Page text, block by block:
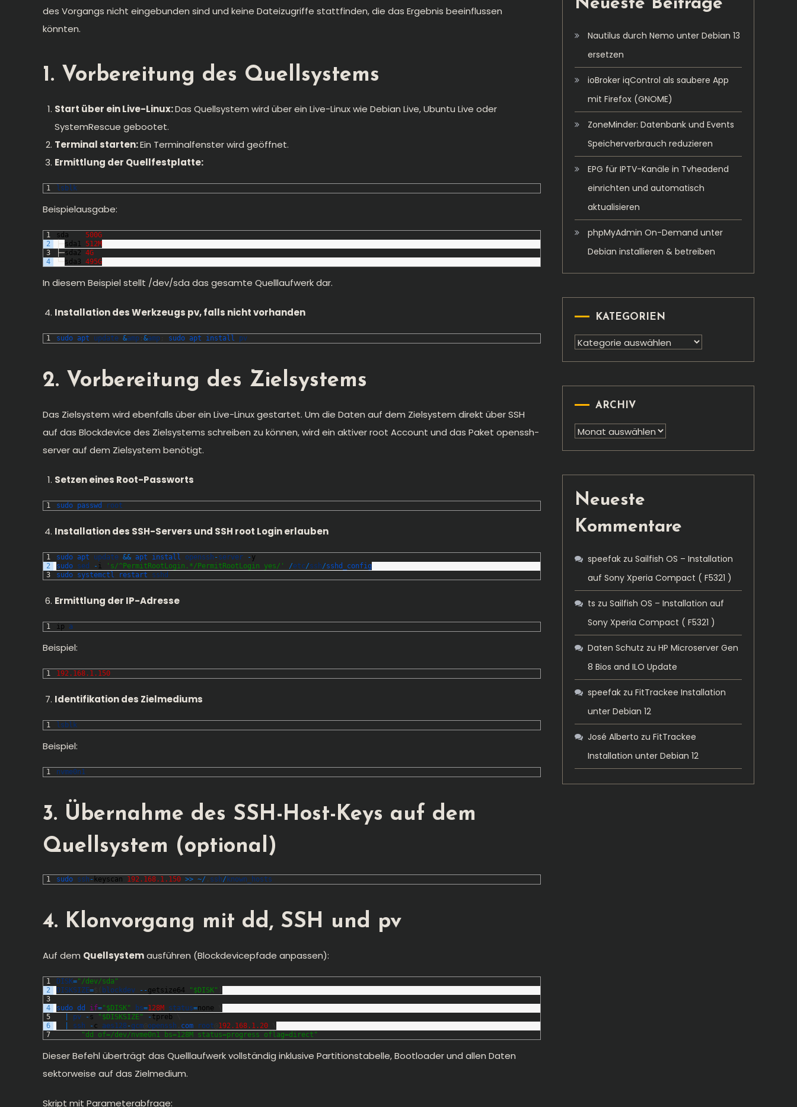
des Vorgangs nicht eingebunden sind und keine Dateizugriffe stattfinden, die das Ergebnis beeinflussen
könnten.
1. Vorbereitung des Quellsystems
Start über ein Live-Linux:Das Quellsystem wird über ein Live-Linux wie Debian Live, Ubuntu Live oder
SystemRescue gebootet.
Terminal starten:Ein Terminalfenster wird geöffnet.
Ermittlung der Quellfestplatte:
1 lsblk
Beispielausgabe:
1
2
3
4
sda
500G
sda1 512M
├─sda2 4G
└─ sda3 495G
In diesem Beispiel stellt /dev/sda das gesamte Quelllaufwerk dar.
Installation des Werkzeugs pv, falls nicht vorhanden
1 sudo apt update &amp &amp sudo apt install pv
2. Vorbereitung des Zielsystems
Das Zielsystem wird ebenfalls über ein Live-Linux gestartet. Um die Daten auf dem Zielsystem direkt über SSH
auf das Blockdevice des Zielsystems schreiben zu können, wird ein aktiver root Account und das Paket openssh-
server auf dem Zielsystem benötigt.
Setzen eines Root-Passworts
1 sudo passwd root
Installation des SSH-Servers und SSH root Login erlauben
1
2
3
sudo apt update && apt install openssh -server -y
sudo sed -i 's/^PermitRootLogin.*/PermitRootLogin yes/' /etc/ssh/sshd_config
sudo systemctl restart sshd
Ermittlung der IP-Adresse
1 ip a
Beispiel:
1 192.168.1.150
Identifikation des Zielmediums
1 lsblk
Beispiel:
1 nvme0n1
3. Übernahme des SSH-Host-Keys auf dem
Quellsystem (optional)
1 sudo ssh - keyscan 192.168.1.150 >> ~/ ssh/ known_hosts
4. Klonvorgang mit dd, SSH und pv
Auf dem Quellsystemausführen (Blockdevicepfade anpassen):
1
2
3
4
5
6
7
DISK="/dev/sda"
DISKSIZE= blockdev --getsize64 "$DISK"
sudo dd if="$DISK" bs=128M status=none
pv -s "$DISKSIZE" -tpreb
ssh -c aes128-gcm openssh com root 192.168.1.20
"dd of=/dev/nvme0n1 bs=128M status=progress oflag=direct"
Dieser Befehl überträgt das Quelllaufwerk vollständig inklusive Partitionstabelle, Bootloader und allen Daten
sektorweise auf das Zielmedium.
Skript mit Parameterabfrage:
Neueste Beiträge
Nautilus durch Nemo unter Debian 13
ersetzen
ioBroker iqControl als saubere App
mit Firefox (GNOME)
ZoneMinder: Datenbank und Events
Speicherverbrauch reduzieren
EPG für IPTV-Kanäle in Tvheadend
einrichten und automatisch
aktualisieren
phpMyAdmin On-Demand unter
Debian installieren & betreiben
KATEGORIEN
Kategorien
ARCHIV
Archiv
Neueste
Kommentare
speefak zu Sailfish OS – Installation
auf Sony Xperia Compact ( F5321 )
ts zu Sailfish OS – Installation auf
Sony Xperia Compact ( F5321 )
Daten Schutz zu HP Microserver Gen
8 Bios and ILO Update
speefak zu FitTrackee Installation
unter Debian 12
José Alberto zu FitTrackee
Installation unter Debian 12